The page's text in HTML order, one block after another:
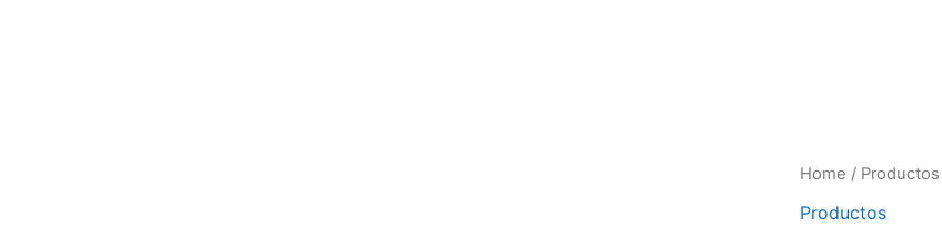
Home / Productos
Productos
Mi
Coconut